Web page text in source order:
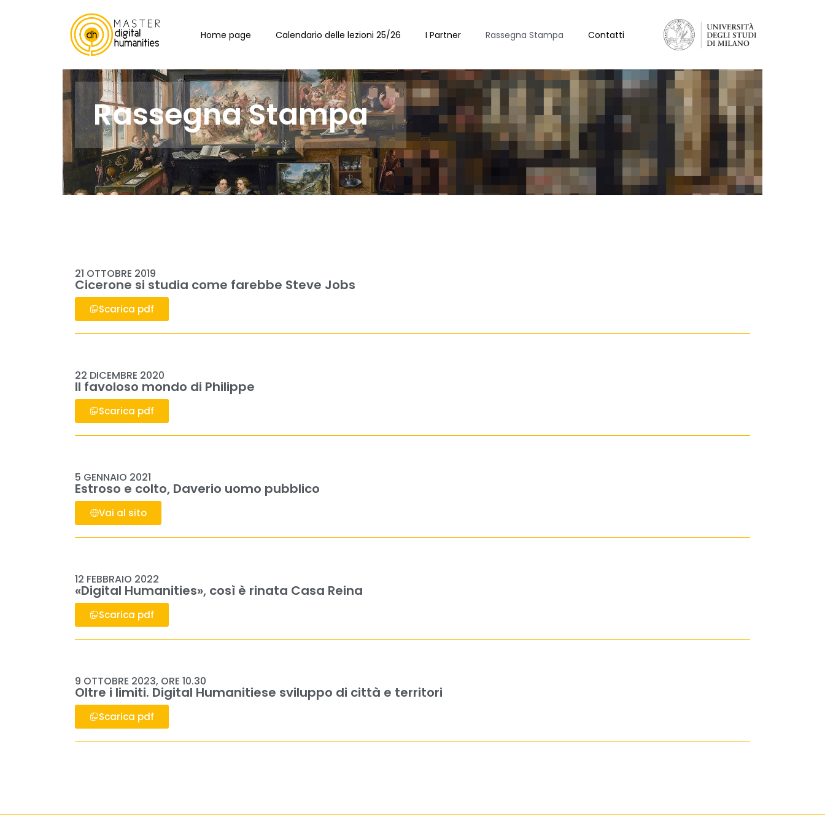
Home page Calendario delle lezioni 25/26 I Partner Rassegna Stampa Contatti
Rassegna Stampa
21 OTTOBRE 2019
Cicerone si studia come farebbe Steve Jobs
Scarica pdf
22 DICEMBRE 2020
Il favoloso mondo di Philippe
Scarica pdf
5 GENNAIO 2021
Estroso e colto, Daverio uomo pubblico
Vai al sito
12 FEBBRAIO 2022
«Digital Humanities», così è rinata Casa Reina
Scarica pdf
9 OTTOBRE 2023, ORE 10.30
Oltre i limiti. Digital Humanitiese sviluppo di città e territori
Scarica pdf